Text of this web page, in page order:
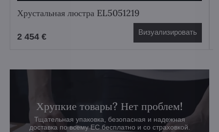
Хрустальная люстра EL5051219
2 454 € Визуализировать
Хрупкие товары? Нет проблем!
Тщательная упаковка, безопасная и надежная
доставка по всему ЕС бесплатно и со страховкой.